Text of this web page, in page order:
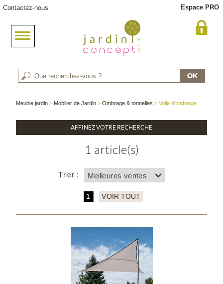
Contactez-nous Espace PRO
Meuble jardin > Mobilier de Jardin >Ombrage & tonnelles > Voile d'ombrage
AFFINEZ VOTRE RECHERCHE
1 article(s)
Trier :
1 VOIR TOUT